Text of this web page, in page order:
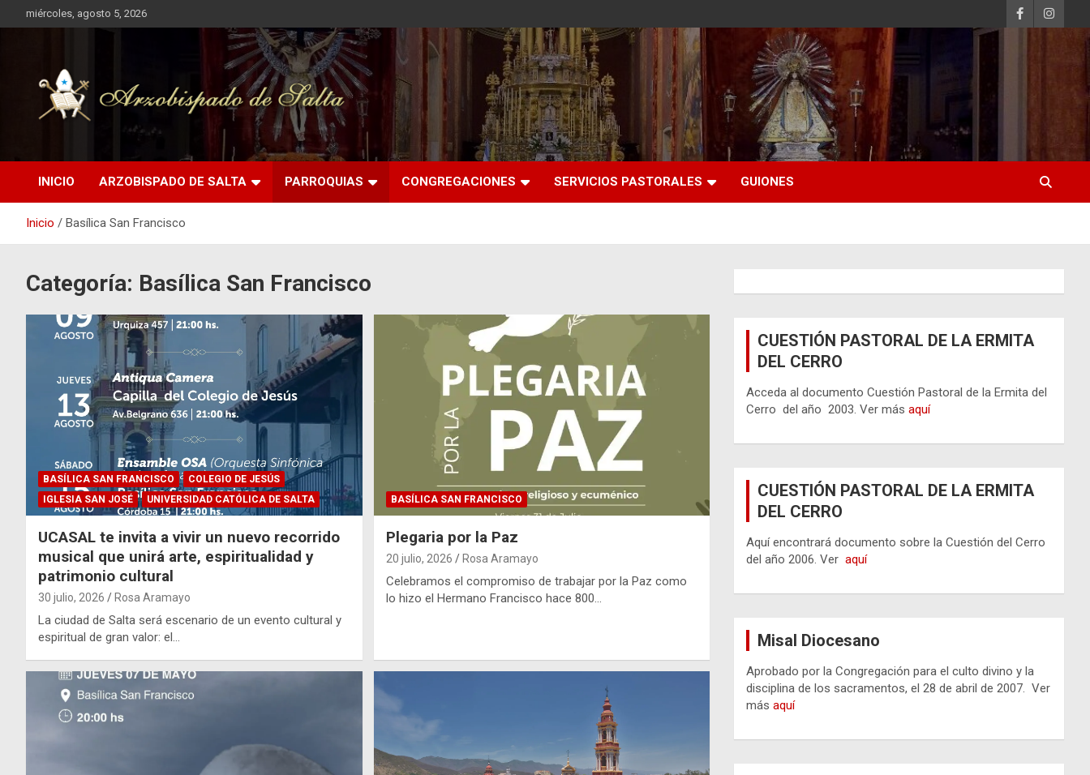
al
miércoles, agosto 5, 2026
INICIO ARZOBISPADO DE SALTA PARROQUIAS CONGREGACIONES SERVICIOS PASTORALES GUIONES
Inicio Basílica San Francisco
Categoría: Basílica San Francisco
BASÍLICA SAN FRANCISCO
COLEGIO DE JESÚS
IGLESIA SAN JOSÉ
UNIVERSIDAD CATÓLICA DE SALTA
UCASAL te invita a vivir un nuevo recorrido
musical que unirá arte, espiritualidad y
patrimonio cultural
30 julio, 2026 Rosa Aramayo
La ciudad de Salta será escenario de un evento cultural y
espiritual de gran valor: el…
BASÍLICA SAN FRANCISCO
Plegaria por la Paz
20 julio, 2026 Rosa Aramayo
Celebramos el compromiso de trabajar por la Paz como
lo hizo el Hermano Francisco hace 800…
CUESTIÓN PASTORAL DE LA ERMITA
DEL CERRO
Acceda al documento Cuestión Pastoral de la Ermita del
Cerro del año 2003. Ver másaquí
CUESTIÓN PASTORAL DE LA ERMITA
DEL CERRO
Aquí encontrará documento sobre la Cuestión del Cerro
del año 2006. Veraquí
Misal Diocesano
Aprobado por la Congregación para el culto divino y la
disciplina de los sacramentos, el 28 de abril de 2007. Ver
másaquí